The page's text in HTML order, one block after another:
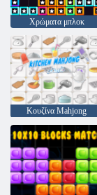
Χρώματα μπλοκ
Κουζίνα Mahjong